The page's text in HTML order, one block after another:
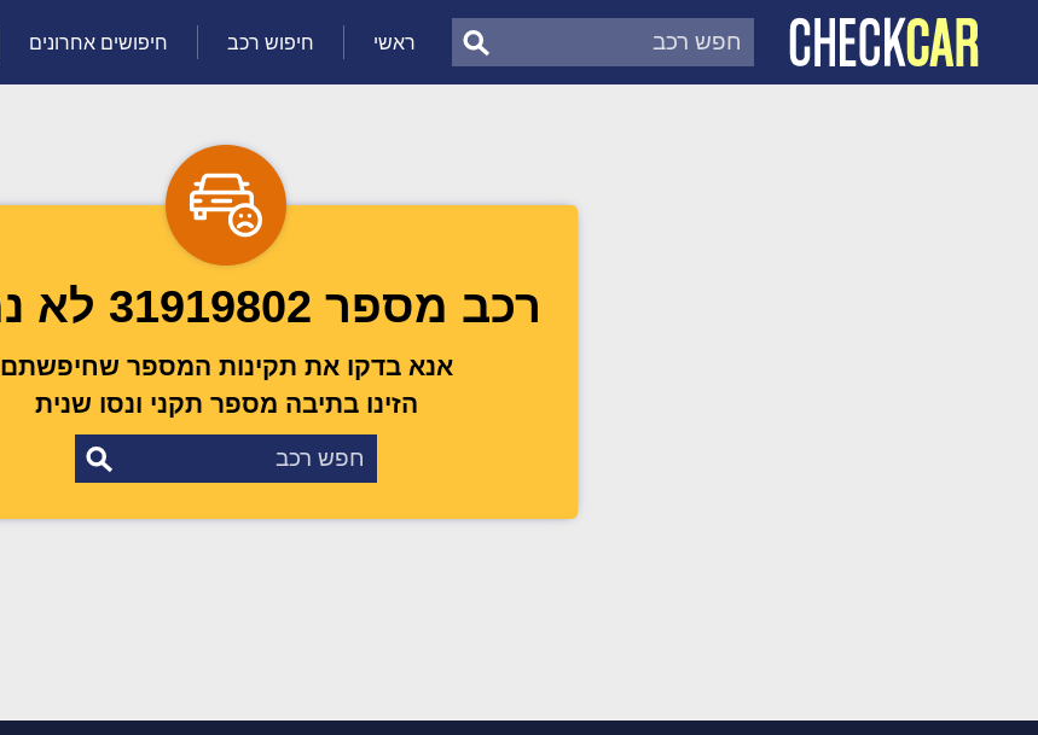
ראשי חיפוש רכב חיפושים אחרונים
רכב מספר 31919802 לא נמצא
אנא בדקו את תקינות המספר שחיפשתם
הזינו בתיבה מספר תקני ונסו שנית